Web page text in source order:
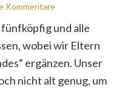
Kommentare
und alle
wobei wir Eltern
ergänzen. Unser
nicht alt genug, um